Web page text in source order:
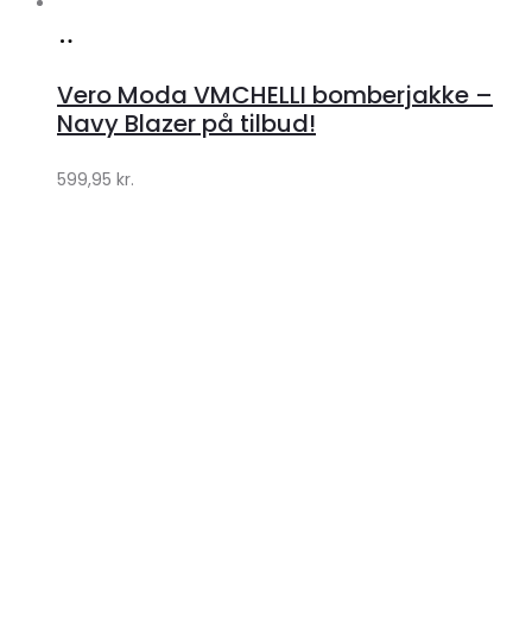
Klædeskabet.dk
Vero Moda VMCHELLI bomberjakke –
Navy Blazer på tilbud!
599,95 kr.